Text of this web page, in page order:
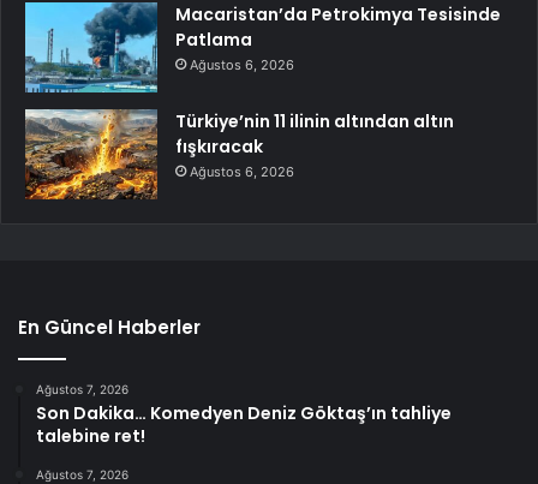
Macaristan’da Petrokimya Tesisinde
Patlama
Ağustos 6, 2026
Türkiye’nin 11 ilinin altından altın
fışkıracak
Ağustos 6, 2026
En Güncel Haberler
Ağustos 7, 2026
Son Dakika… Komedyen Deniz Göktaş’ın tahliye
talebine ret!
Ağustos 7, 2026